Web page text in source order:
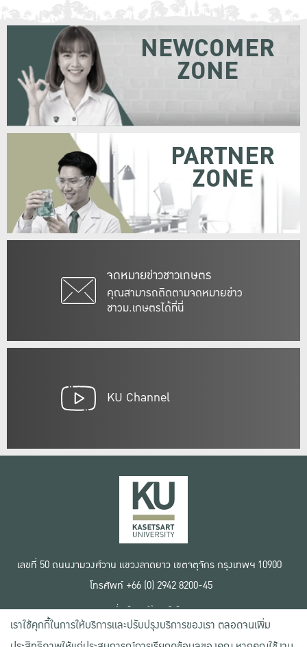
จดหมายข่าวชาวเกษตร
คุณสามารถติดตามจดหมายข่าว
ชาวม.เกษตรได้ที่นี่
NEWCOMER
ZONE
PARTNER
ZONE
KU Channel
เลขที่ 50 ถนนงามวงศ์วาน แขวงลาดยาว เขตจตุจักร กรุงเทพฯ 10900
โทรศัพท์ +66 (0) 2942 8200-45
เงื่อนไขการใช้งานเว็บไซต์
ข้อตกลงด้านสิทธิ์ใช้งาน
นโยบายความเป็นส่วนตัว
เราใช้คุกกี้ในการให้บริการและปรับปรุงบริการของเรา ตลอดจนเพิ่ม